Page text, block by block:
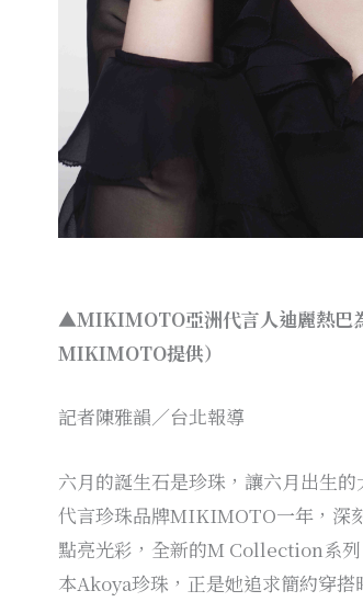
▲MIKIMOTO亞洲代言人迪麗熱
MIKIMOTO提供）
記者陳雅韻／台北報導
六月的誕生石是珍珠，讓六月出生
代言珍珠品牌MIKIMOTO一年，深
點亮光彩，全新的M Collection系
本Akoya珍珠，正是她追求簡約穿搭